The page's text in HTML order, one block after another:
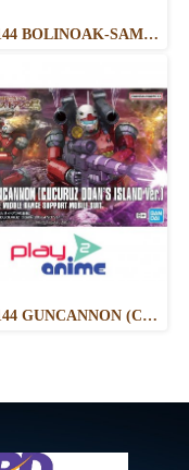
HG 1/144 BOLINOAK-SAMMAHN
HG 1/144 GUNCANNON (CUCURUZ DOAN’S ISLAND VER.)